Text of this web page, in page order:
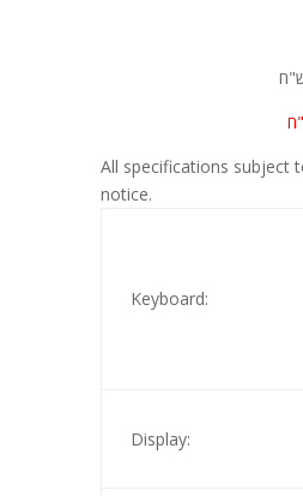
All specifications subject
notice.
Keyboard:
Display: